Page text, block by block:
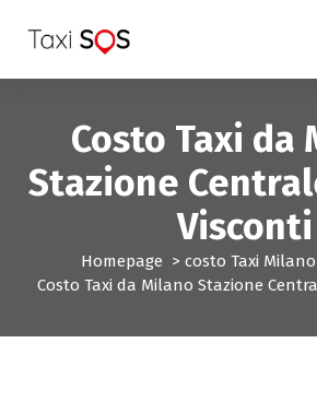
a
Costo Taxi da
Stazione
Visconti
Homepage > costo Taxi
Costo Taxi da Milano Stazione